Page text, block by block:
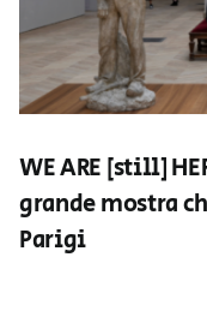
WE ARE [still]
grande mostra
Parigi